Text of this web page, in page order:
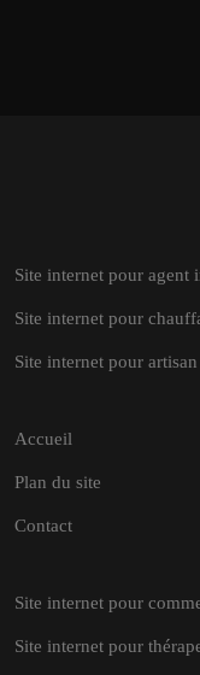
Site internet pour agent
Site internet pour
Site internet pour
Accueil
Plan du site
Contact
Site internet pour
Site internet pour